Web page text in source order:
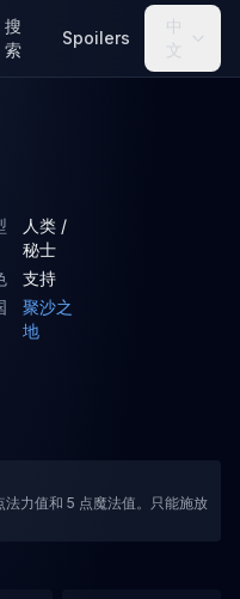
搜
索
Spoilers
中
文
人类 /
秘士
支持
聚沙之
地
力值和 5 点魔法值。只能施放